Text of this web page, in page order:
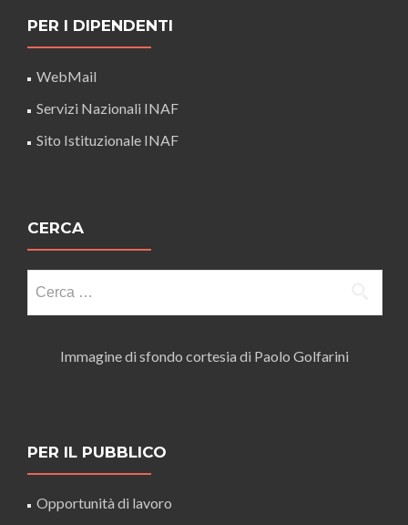
PER I DIPENDENTI
WebMail
Servizi Nazionali INAF
Sito Istituzionale INAF
CERCA
per:
Immagine di sfondo cortesia di Paolo Golfarini
PER IL PUBBLICO
Opportunità di lavoro